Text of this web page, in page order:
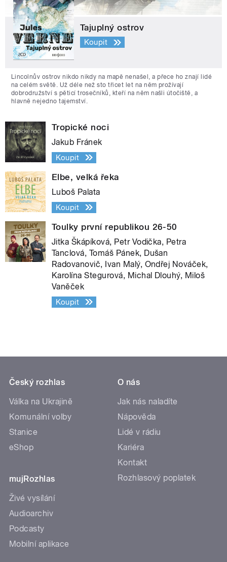
Tajuplný ostrov
Koupit
Lincolnův ostrov nikdo nikdy na mapě nenašel, a přece ho znají lidé
na celém světě. Už déle než sto třicet let na něm prožívají
dobrodružství s pěticí trosečníků, kteří na něm našli útočiště, a
hlavně nejedno tajemství.
Tropické noci
Jakub Fránek
Koupit
Elbe, velká řeka
Luboš Palata
Koupit
Toulky první republikou 26-50
Jitka Škápíková, Petr Vodička, Petra
Tanclová, Tomáš Pánek, Dušan
Radovanovič, Ivan Malý, Ondřej Nováček,
Karolína Stegurová, Michal Dlouhý, Miloš
Vaněček
Koupit
Český rozhlas
Válka na Ukrajině
Komunální volby
Stanice
eShop
mujRozhlas
Živé vysílání
Audioarchiv
Podcasty
Mobilní aplikace
O nás
Jak nás naladíte
Nápověda
Lidé v rádiu
Kariéra
Kontakt
Rozhlasový poplatek